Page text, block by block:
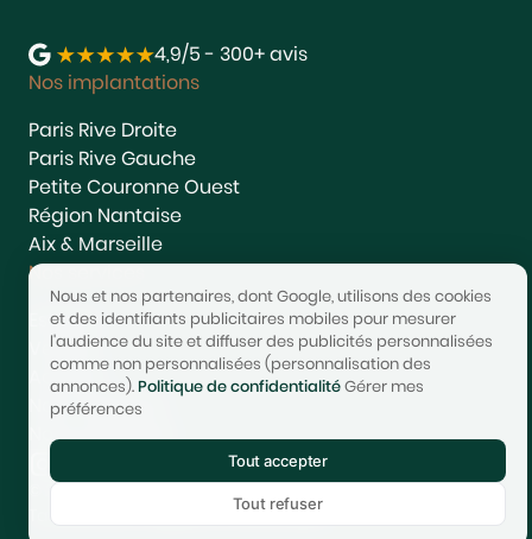
4,9/5 - 300+ avis
Nos implantations
Paris Rive Droite
Paris Rive Gauche
Petite Couronne Ouest
Région Nantaise
Aix & Marseille
Nos services
Estimer
Vendre
Acheter
Nous rejoindre
Nous contacter
© 2017-2025 STONEO | Tech & Website powered byAvest
Tarifs
Confidentialité
Nous et nos partenaires, dont Google, utilisons des cookies
et des identifiants publicitaires mobiles pour mesurer
l'audience du site et diffuser des publicités personnalisées
comme non personnalisées (personnalisation des
annonces).Politique de confidentialitéGérer mes
préférences
Tout accepter
Tout refuser